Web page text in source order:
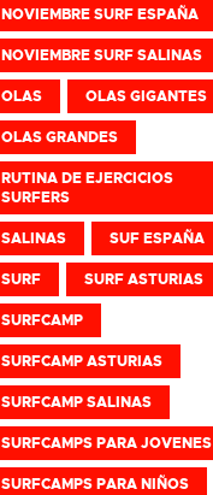
NOVIEMBRE SURF ESPAÑA
NOVIEMBRE SURF SALINAS
OLAS OLAS GIGANTES
OLAS GRANDES
RUTINA DE EJERCICIOS
SURFERS
SALINAS SUF ESPAÑA
SURF SURF ASTURIAS
SURFCAMP
SURFCAMP ASTURIAS
SURFCAMP SALINAS
SURFCAMPS PARA JOVENES
SURFCAMPS PARA NIÑOS